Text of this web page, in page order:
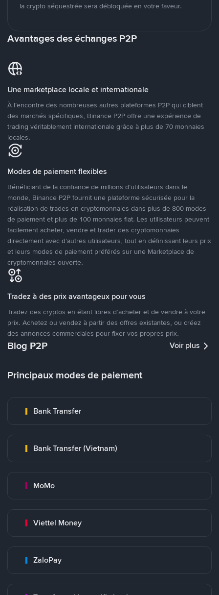
la crypto séquestrée sera débloquée en votre faveur.
Avantages des échanges P2P
Une marketplace locale et internationale
À l’encontre des nombreuses autres plateformes P2P qui ciblent
des marchés spécifiques, Binance P2P offre une expérience de
trading véritablement internationale grâce à plus de 70 monnaies
locales.
Modes de paiement flexibles
Bénéficiant de la confiance de millions d’utilisateurs dans le
monde, Binance P2P fournit une plateforme sécurisée pour la
réalisation de trades en cryptomonnaies dans plus de 800 modes
de paiement et plus de 100 monnaies fiat. Les utilisateurs peuvent
facilement acheter, vendre et trader des cryptomonnaies
directement avec d’autres utilisateurs, tout en définissant leurs prix
et leurs modes de paiement préférés sur une Marketplace de
cryptomonnaies ouverte.
Tradez à des prix avantageux pour vous
Tradez des cryptos en étant libres d’acheter et de vendre à votre
prix. Achetez ou vendez à partir des offres existantes, ou créez
des annonces commerciales pour fixer vos propres prix.
Blog P2P Voir plus
Principaux modes de paiement
Bank Transfer
Bank Transfer (Vietnam)
MoMo
Viettel Money
ZaloPay